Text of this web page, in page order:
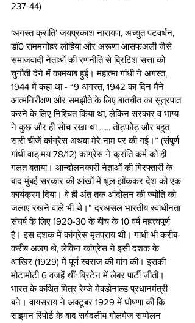
237-44)
‘अगस्त क्रांति’ जयप्रकाश नारायण, अच्युत पटवर्धन,
डॉ0 राममनोहर लोहिया और अरूणा आसफअली जैसे
समाजवादी नेताओं की रणनीति से ब्रिटिश सत्ता को
चुनौती देने में कामयाब हुई। महात्मा गांधी ने अगस्त,
1944 में कहा था - “9 अगस्त, 1942 का दिन मैंने
आत्मनिरीक्षण और समझौते के लिए बातचीत का सूत्रपात
करने के लिए निश्चित किया था, लेकिन सरकार व भाग्य
ने कुछ और ही सोच रखा था ...... तोड़फोड़ और बहुत
सारी चीजें कांग्रेस अथवा मेरे नाम पर की गई।” (संपूर्ण
गांधी वाड्.मय 78/12) कांग्रेस ने क्रांति कर्म को ही
गलत बताया। आन्दोलनकारी नेताओं की गिरफ्तारी के
बाद मुंबई सरकार की आंखों में धूल झोंककर देश को एक
कार्यक्रम दिया। वे ही अंत तक आंदोलन की ज्योति को
जलाए रखने वाले भी थे।” दरअसल भारतीय स्वाधीनता
संघर्ष के लिए 1920-30 के बीच के 10 वर्ष महत्त्वपूर्ण
हैं। इस दशक में कांग्रेस मृतप्राय थी। गांधी भी करीब-
करीब अलग थे, लेकिन कांग्रेस ने इसी दशक के
आखिर (1929) में पूर्ण स्वराज की मांग की। इसकी
मोटामोटी 6 वजहें थीं: ब्रिटेन में लेबर पार्टी जीती।
भारत के कथित मित्र रेम्जे मेक्डोनाल्ड प्रधानमंत्री
बने। वायसराय ने अक्टूबर 1929 में घोषणा की कि
साइमन रिपोर्ट के बाद सर्वदलीय गोलमेज सम्मेलन